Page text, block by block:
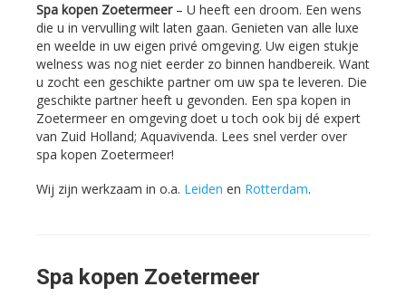
Spa kopen Zoetermeer– U heeft een droom. Een wens
die u in vervulling wilt laten gaan. Genieten van alle luxe
en weelde in uw eigen privé omgeving. Uw eigen stukje
welness was nog niet eerder zo binnen handbereik. Want
u zocht een geschikte partner om uw spa te leveren. Die
geschikte partner heeft u gevonden. Een spa kopen in
Zoetermeer en omgeving doet u toch ook bij dé expert
van Zuid Holland; Aquavivenda. Lees snel verder over
spa kopen Zoetermeer!
Wij zijn werkzaam in o.a. Leiden en Rotterdam.
Spa kopen Zoetermeer